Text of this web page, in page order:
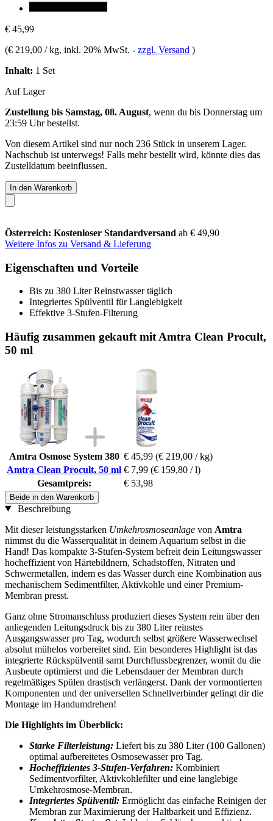
€ 45,99
(€ 219,00 / kg, inkl. 20% MwSt. - zzgl. Versand )
Inhalt: 1 Set
Auf Lager
Zustellung bis Samstag, 08. August, wenn du bis Donnerstag um
23:59 Uhrbestellst.
Von diesem Artikel sind nur noch 236 Stück in unserem Lager.
Nachschub ist unterwegs! Falls mehr bestellt wird, könnte dies das
Zustelldatum beeinflussen.
In den Warenkorb
Österreich: Kostenloser Standardversand ab € 49,90
Weitere Infos zu Versand & Lieferung
Eigenschaften und Vorteile
Bis zu 380 Liter Reinstwasser täglich
Integriertes Spülventil für Langlebigkeit
Effektive 3-Stufen-Filterung
Häufig zusammen gekauft mit Amtra Clean Procult,
50 ml
Amtra Osmose System 380 € 45,99 (€ 219,00 / kg)
Amtra Clean Procult, 50 ml € 7,99 (€ 159,80 / l)
Gesamtpreis:
€ 53,98
Beide in den Warenkorb
Beschreibung
Mit dieser leistungsstarken Umkehrosmoseanlage von Amtra
nimmst du die Wasserqualität in deinem Aquarium selbst in die
Hand! Das kompakte 3-Stufen-System befreit dein Leitungswasser
hocheffizient von Härtebildnern, Schadstoffen, Nitraten und
Schwermetallen, indem es das Wasser durch eine Kombination aus
mechanischem Sedimentfilter, Aktivkohle und einer Premium-
Membran presst.
Ganz ohne Stromanschluss produziert dieses System rein über den
anliegenden Leitungsdruck bis zu 380 Liter reinstes
Ausgangswasser pro Tag, wodurch selbst größere Wasserwechsel
absolut mühelos vorbereitet sind. Ein besonderes Highlight ist das
integrierte Rückspülventil samt Durchflussbegrenzer, womit du die
Ausbeute optimierst und die Lebensdauer der Membran durch
regelmäßiges Spülen drastisch verlängerst. Dank der vormontierten
Komponenten und der universellen Schnellverbinder gelingt dir die
Montage im Handumdrehen!
Die Highlights im Überblick:
Starke Filterleistung: Liefert bis zu 380 Liter (100 Gallonen)
optimal aufbereitetes Osmosewasser pro Tag.
Hocheffizientes 3-Stufen-Verfahren: Kombiniert
Sedimentvorfilter, Aktivkohlefilter und eine langlebige
Umkehrosmose-Membran.
Integriertes Spülventil: Ermöglicht das einfache Reinigen der
Membran zur Maximierung der Haltbarkeit und Effizienz.